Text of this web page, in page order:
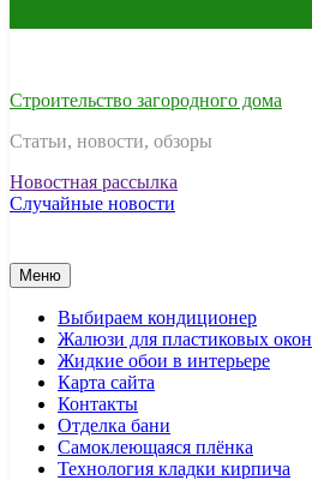
Строительство загородного дома
Статьи, новости, обзоры
Новостная рассылка
Случайные новости
Меню
Выбираем кондиционер
Жалюзи для пластиковых окон
Жидкие обои в интерьере
Карта сайта
Контакты
Отделка бани
Самоклеющаяся плёнка
Технология кладки кирпича